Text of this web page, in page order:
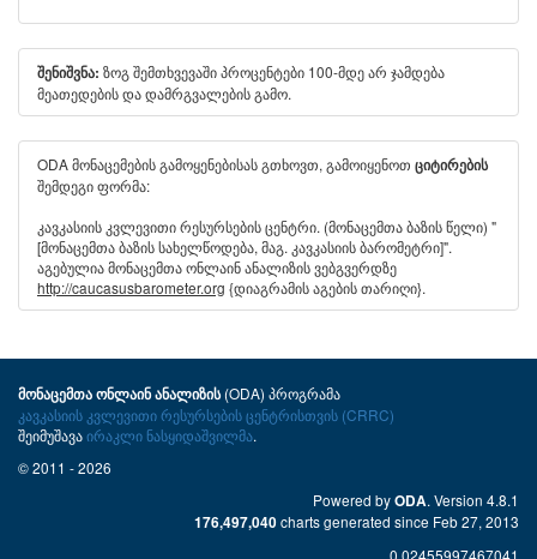
შენიშვნა: ზოგ შემთხვევაში პროცენტები 100-მდე არ ჯამდება
მეათედების და დამრგვალების გამო.
ODA მონაცემების გამოყენებისას გთხოვთ, გამოიყენოთ ციტირების
შემდეგი ფორმა:
კავკასიის კვლევითი რესურსების ცენტრი. (მონაცემთა ბაზის წელი) "
[მონაცემთა ბაზის სახელწოდება, მაგ. კავკასიის ბარომეტრი]".
აგებულია მონაცემთა ონლაინ ანალიზის ვებგვერდზე
http://caucasusbarometer.org {დიაგრამის აგების თარიღი}.
მონაცემთა ონლაინ ანალიზის(ODA) პროგრამა
კავკასიის კვლევითი რესურსების ცენტრისთვის (CRRC)
შეიმუშავაირაკლი ნასყიდაშვილმა.
© 2011 - 2026
Powered byODA. Version 4.8.1
176,497,040charts generated since Feb 27, 2013
0.02455997467041